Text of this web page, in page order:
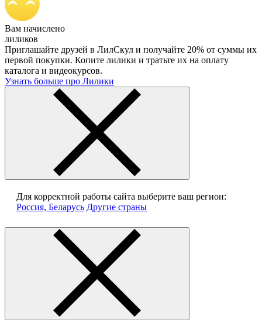
Вам начислено
лиликов
Приглашайте друзей в ЛилСкул и получайте 20% от суммы их
первой покупки. Копите лилики и тратьте их на оплату
каталога и видеокурсов.
Узнать больше про Лилики
Для корректной работы сайта выберите ваш регион:
Россия, Беларусь Другие страны